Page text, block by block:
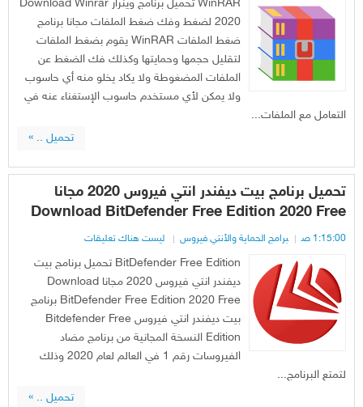
WinRAR تحميل برنامج وينرار Download Winrar
2020 لضغط وفك ضغط الملفات مجانا برنامج
ضغط الملفات WinRAR يقوم بضغط الملفات
لتقليل حجمها وحمايتها وكذلك فك الضغط عن
الملفات المضغوطة ولا يكاد يخلو منه أي حاسوب
ولا يمكن لأي مستخدم حاسوب الإستغناء عنه في
التعامل مع الملفات...
تحميل .. »
تحميل برنامج بيت ديفندر انتي فيروس 2020 مجانا
Download BitDefender Free Edition 2020 Free
1:15:00 ص برامج الحماية والأنتي فيروس ليست هناك تعليقات
BitDefender Free Edition تحميل برنامج بيت
ديفندر انتي فيروس 2020 مجانا Download
BitDefender Free Edition 2020 Free برنامج
بيت ديفندر انتي فيروس Bitdefender Free
Edition النسخة المجانية من برنامج مضاد
الفيروسات رقم 1 في العالم لعام 2020 وذلك
لتمتع البرنامج...
تحميل .. »